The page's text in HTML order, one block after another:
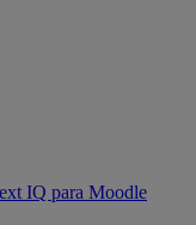
IQ para Moodle